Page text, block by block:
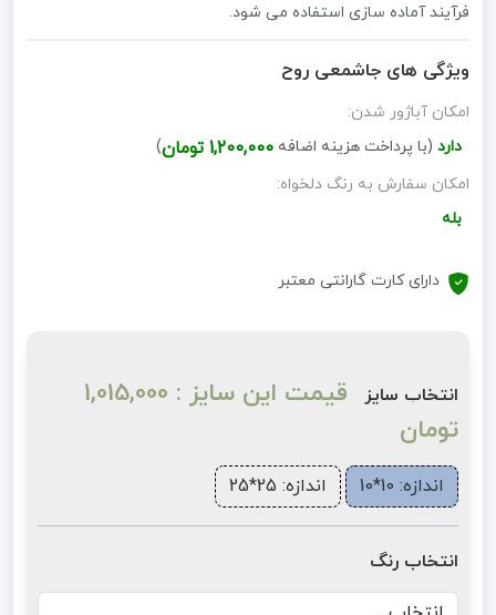
فرآیند آماده سازی استفاده می شود.
ویژگی های جاشمعی روح
امکان آباژور شدن:
دارد (با پرداخت هزینه اضافه 1,200,000 تومان
)
امکان سفارش به رنگ دلخواه:
بله
دارای کارت گارانتی معتبر
انتخاب سایز
قیمت این سایز : 1,015,000
تومان
اندازه: 10*10 اندازه: 25*25
انتخاب رنگ